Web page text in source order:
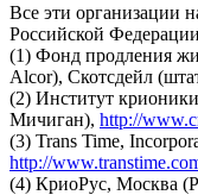
Все эти организации
Российской
(1) Фонд продления
Alcor), Скотсдейл
(2) Институт
Мичиган), http://
(3) Trans Time,
http://
(4) КриоРус, Москва